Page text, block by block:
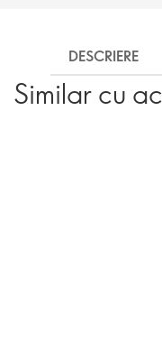
DESCRIERE
Similar cu